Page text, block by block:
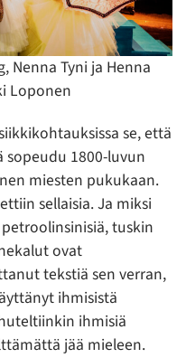
Nenna Tyni ja Henna
Loponen
se, että
1800-luvun
miesten pukukaan.
sellaisia. Ja miksi
tuskin
ovat
tekstiä sen verran,
ihmisistä
ihmisiä
jää mieleen.